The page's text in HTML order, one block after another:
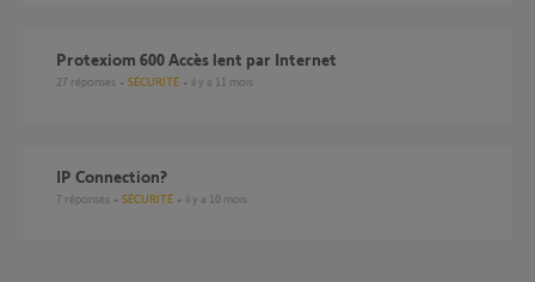
Protexiom 600 Accès lent par Internet
27 réponses SÉCURITÉ il y a 11 mois
IP Connection?
7 réponses SÉCURITÉ il y a 10 mois